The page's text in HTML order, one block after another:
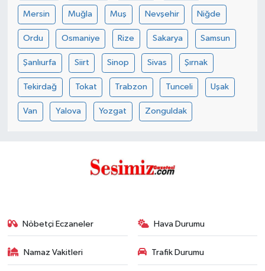
Mersin Muğla Muş Nevşehir Niğde
Ordu Osmaniye Rize Sakarya Samsun
Şanlıurfa Siirt Sinop Sivas Şırnak
Tekirdağ Tokat Trabzon Tunceli Uşak
Van Yalova Yozgat Zonguldak
Nöbetçi Eczaneler Hava Durumu
Namaz Vakitleri Trafik Durumu